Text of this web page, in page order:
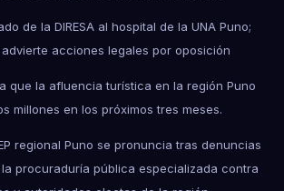
de la DIRESA al hospital de la UNA Puno;
acciones legales por oposición
que la afluencia turística en la región Puno
millones en los próximos tres meses.
regional Puno se pronuncia tras denuncias
procuraduría pública especializada contra